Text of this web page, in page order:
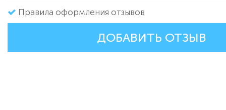
Правила оформления отзывов
ДОБАВИТЬ ОТЗЫВ